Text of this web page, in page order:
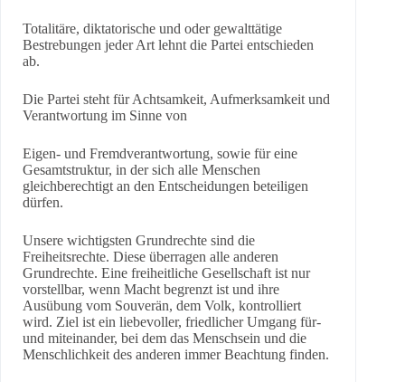
Totalitäre, diktatorische und oder gewalttätige
Bestrebungen jeder Art lehnt die Partei entschieden
ab.
Die Partei steht für Achtsamkeit, Aufmerksamkeit und
Verantwortung im Sinne von
Eigen- und Fremdverantwortung, sowie für eine
Gesamtstruktur, in der sich alle Menschen
gleichberechtigt an den Entscheidungen beteiligen
dürfen.
Unsere wichtigsten Grundrechte sind die
Freiheitsrechte. Diese überragen alle anderen
Grundrechte. Eine freiheitliche Gesellschaft ist nur
vorstellbar, wenn Macht begrenzt ist und ihre
Ausübung vom Souverän, dem Volk, kontrolliert
wird. Ziel ist ein liebevoller, friedlicher Umgang für-
und miteinander, bei dem das Menschsein und die
Menschlichkeit des anderen immer Beachtung finden.